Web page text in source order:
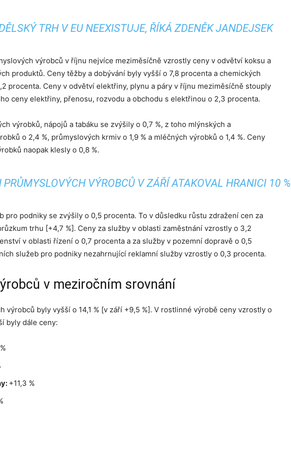
TRH V EU NEEXISTUJE, ŘÍKÁ ZDENĚK JANDEJSEK
výrobců v říjnu nejvíce meziměsíčně vzrostly ceny v odvětví koksu a
produktů. Ceny těžby a dobývání byly vyšší o 7,8 procenta a chemických
procenta. Ceny v odvětví elektřiny, plynu a páry v říjnu meziměsíčně stouply
ceny elektřiny, přenosu, rozvodu a obchodu s elektřinou o 2,3 procenta.
výrobků, nápojů a tabáku se zvýšily o 0,7 %, z toho mlýnských a
o 2,4 %, průmyslových krmiv o 1,9 % a mléčných výrobků o 1,4 %. Ceny
naopak klesly o 0,8 %.
PRŮMYSLOVÝCH VÝROBCŮ V ZÁŘÍ ATAKOVAL HRANICI 10 %
pro podniky se zvýšily o 0,5 procenta. To v důsledku růstu zdražení cen za
trhu [+4,7 %]. Ceny za služby v oblasti zaměstnání vzrostly o 3,2
v oblasti řízení o 0,7 procenta a za služby v pozemní dopravě o 0,5
služeb pro podniky nezahrnující reklamní služby vzrostly o 0,3 procenta.
v meziročním srovnání
výrobců byly vyšší o 14,1 % [v září +9,5 %]. V rostlinné výrobě ceny vzrostly o
byly dále ceny:
+11,3 %